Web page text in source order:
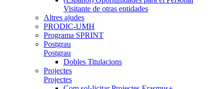
Visitante de otras entidades
Altres ajudes
PRODIC-UMH
Programa SPRINT
Postgrau
Postgrau
Dobles Titulacions
Projectes
Projectes